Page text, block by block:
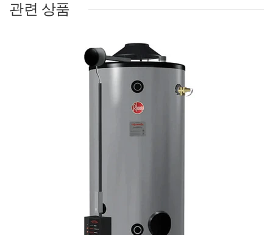
관련 상품